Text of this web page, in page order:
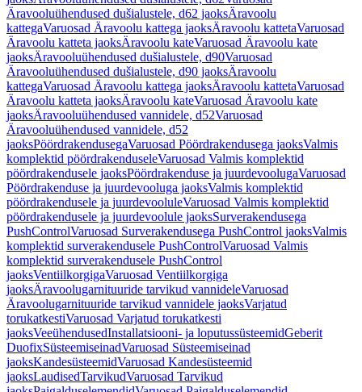
Äravooluühendused dušialustele, d62 jaoksÄravoolu
kattegaVaruosad Äravoolu kattega jaoksÄravoolu kattetaVaruosad
Äravoolu katteta jaoksÄravoolu kateVaruosad Äravoolu kate
jaoksÄravooluühendused dušialustele, d90Varuosad
Äravooluühendused dušialustele, d90 jaoksÄravoolu
kattegaVaruosad Äravoolu kattega jaoksÄravoolu kattetaVaruosad
Äravoolu katteta jaoksÄravoolu kateVaruosad Äravoolu kate
jaoksÄravooluühendused vannidele, d52Varuosad
Äravooluühendused vannidele, d52
jaoksPöördrakendusegaVaruosad Pöördrakendusega jaoksValmis
komplektid pöördrakenduseleVaruosad Valmis komplektid
pöördrakendusele jaoksPöördrakenduse ja juurdevoolugaVaruosad
Pöördrakenduse ja juurdevooluga jaoksValmis komplektid
pöördrakendusele ja juurdevooluleVaruosad Valmis komplektid
pöördrakendusele ja juurdevoolule jaoksSurverakendusega
PushControlVaruosad Surverakendusega PushControl jaoksValmis
komplektid surverakendusele PushControlVaruosad Valmis
komplektid surverakendusele PushControl
jaoksVentiilkorgigaVaruosad Ventiilkorgiga
jaoksÄravoolugarnituuride tarvikud vannideleVaruosad
Äravoolugarnituuride tarvikud vannidele jaoksVarjatud
torukatkestiVaruosad Varjatud torukatkesti
jaoksVeeühendusedInstallatsiooni- ja loputussüsteemidGeberit
DuofixSüsteemiseinadVaruosad Süsteemiseinad
jaoksKandesüsteemidVaruosad Kandesüsteemid
jaoksLaudisedTarvikudVaruosad Tarvikud